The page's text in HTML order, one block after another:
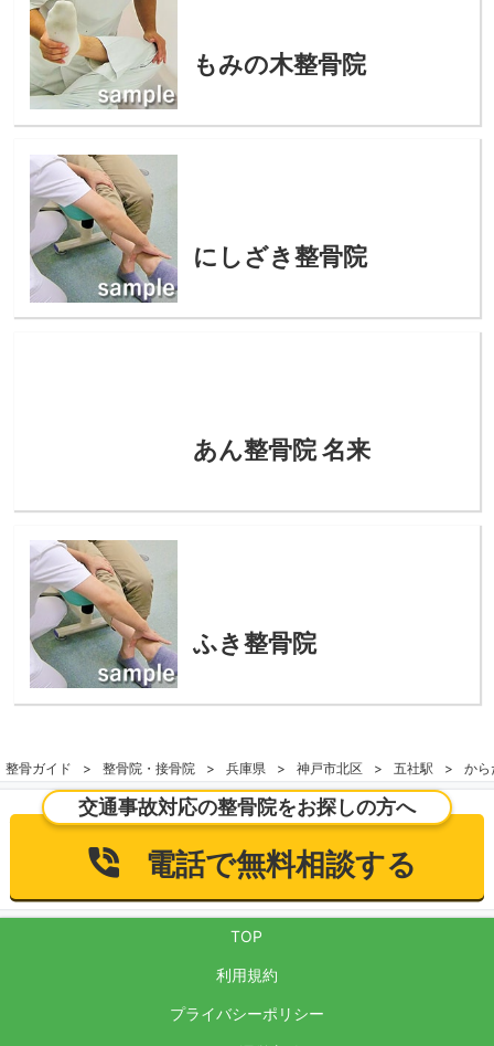
もみの木整骨院
にしざき整骨院
あん整骨院 名来
ふき整骨院
整骨ガイド 整骨院・接骨院 兵庫県 神戸市北区 五社駅 から
交通事故対応の整骨院をお探しの方へ
電話で無料相談する
TOP
利用規約
プライバシーポリシー